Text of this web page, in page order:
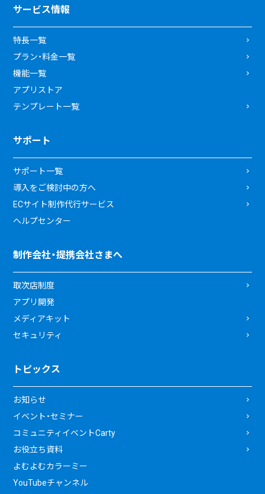
サービス情報
特長一覧
プラン・料金一覧
機能一覧
アプリストア
テンプレート一覧
サポート
サポート一覧
導入をご検討中の方へ
ECサイト制作代行サービス
ヘルプセンター
制作会社・提携会社さまへ
取次店制度
アプリ開発
メディアキット
セキュリティ
トピックス
お知らせ
イベント・セミナー
コミュニティイベントCarty
お役立ち資料
よむよむカラーミー
YouTubeチャンネル